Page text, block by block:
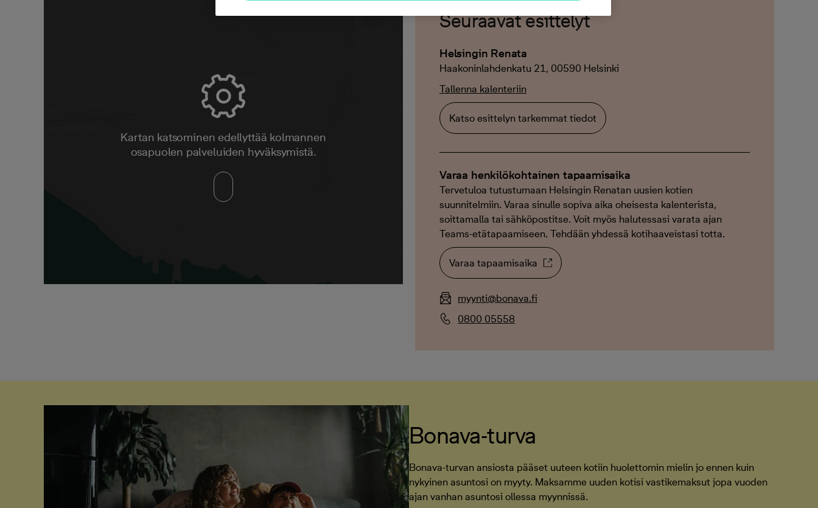
Kartan katsominen edellyttää kolmannen
osapuolen palveluiden hyväksymistä.
Seuraavat esittelyt
Helsingin Renata
Haakoninlahdenkatu 21, 00590 Helsinki
Tallenna kalenteriin
Katso esittelyn tarkemmat tiedot
Varaa henkilökohtainen tapaamisaika
Tervetuloa tutustumaan Helsingin Renatan uusien kotien
suunnitelmiin. Varaa sinulle sopiva aika oheisesta kalenterista,
soittamalla tai sähköpostitse. Voit myös halutessasi varata ajan
Teams-etätapaamiseen. Tehdään yhdessä kotihaaveistasi totta.
Varaa tapaamisaika
myynti@bonava.fi
0800 05558
Bonava-turva
Bonava-turvan ansiosta pääset uuteen kotiin huolettomin mielin jo ennen kuin
nykyinen asuntosi on myyty. Maksamme uuden kotisi vastikemaksut jopa vuoden
ajan vanhan asuntosi ollessa myynnissä.